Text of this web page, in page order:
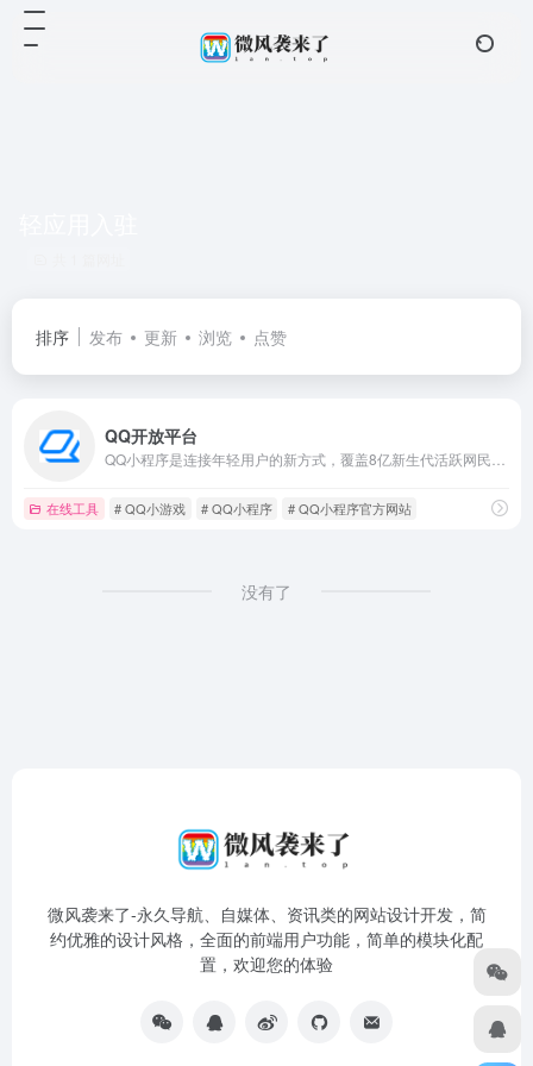
排序 发布 更新 浏览 点赞
QQ开放平台
在线工具 # QQ小游戏 # QQ小程序 # QQ小程序官方网站
没有了
微风袭来了-永久导航、自媒体、资讯类的网站设计开发，简
约优雅的设计风格，全面的前端用户功能，简单的模块化配
置，欢迎您的体验